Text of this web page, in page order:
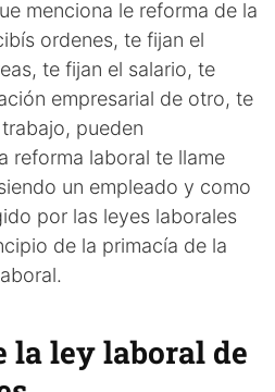
menciona le reforma de la
ordenes, te fijan el
te fijan el salario, te
empresarial de otro, te
pueden
reforma laboral te llame
un empleado y como
por las leyes laborales
de la primacía de la
la ley laboral de